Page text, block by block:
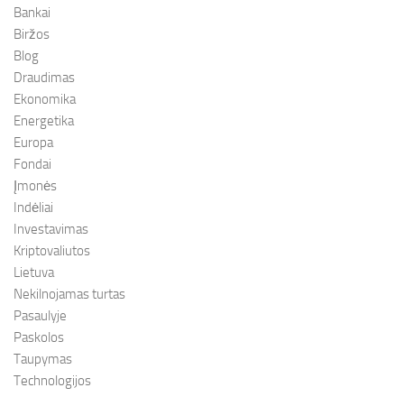
Bankai
Biržos
Blog
Draudimas
Ekonomika
Energetika
Europa
Fondai
Įmonės
Indėliai
Investavimas
Kriptovaliutos
Lietuva
Nekilnojamas turtas
Pasaulyje
Paskolos
Taupymas
Technologijos